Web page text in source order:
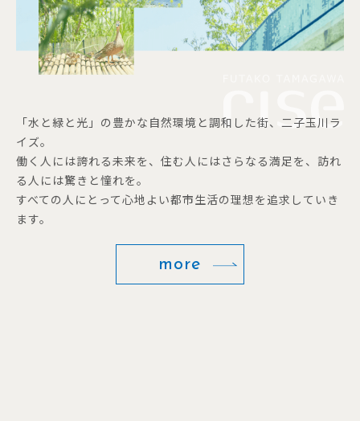
「水と緑と光」の豊かな自然環境と調和した街、二子玉川ラ
イズ。
働く人には誇れる未来を、住む人にはさらなる満足を、訪れ
る人には驚きと憧れを。
すべての人にとって心地よい都市生活の理想を追求していき
ます。
more